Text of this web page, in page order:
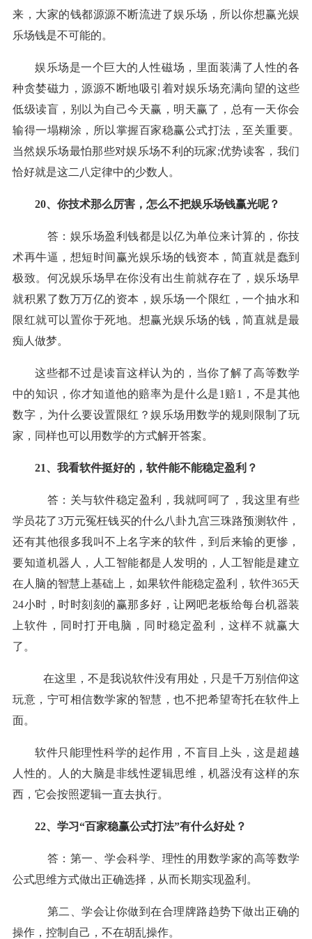
来，大家的钱都源源不断流进了娱乐场 ，所以你想赢光娱
乐场钱是不可能的。
娱乐场是一个巨大的人性磁场，里面装满了人性的各
种贪婪磁力，源源不断地吸引着对娱乐场充满向望的这些
低级读盲，别以为自己今天赢 ，明天赢了，总有一天你会
输得一塌糊涂，所以掌握百家稳赢公式打法，至关重要。
当然娱乐场最怕那些对娱乐场不利的玩家;优势读客，我们
恰好就是这二八定律中的少数人。
20、你技术那么厉害，怎么不把娱乐场钱赢光呢？
答： 娱乐场盈利钱都是以亿为单位来计算的，你技
术再牛逼，想短时间 赢光娱乐场的钱资本，简直就是蠢到
极致。何况娱乐场早在你没有出生前就存在了， 娱乐场早
就积累了数万万亿的资本， 娱乐场一个限红，一个抽水和
限红就可以置你于死地。想赢光娱乐场的钱，简直就是最
痴人做梦。
这些都不过是读盲这样认为的，当你了解了高等数学
中的知识，你才知道他的赔率为是什么是1赔1，不是其他
数字，为什么要设置限红？ 娱乐场 用数学的规则限制了玩
家，同样也可以用数学的方式解开答案。
21、我看软件挺好的，软件能不能稳定盈利 ？
答：关与软件稳定盈利
，我就呵呵了，我这里有些
学员花了3万元冤枉钱买的什么八卦九宫三珠路预测软件，
还有其他很多我叫不上名字来的软件，到后来输的更惨，
要知道机器人，人工智能都是人发明的，人工智能是建立
在人脑的智慧上基础上，如果软件能稳定盈利 ，软件365天
24小时，时时刻刻的赢那多好，让网吧老板给每台机器装
上软件，同时打开电脑，同时稳定盈利 ，这样不就赢大
了。
在这里，不是我说软件没有用处，只是千万别信仰这
玩意，宁可相信数学家的智慧，也不把希望寄托在软件上
面。
软件只能理性科学的起作用，不盲目上头，这是超越
人性的。人的大脑是非线性逻辑思维，机器没有这样的东
西，它会按照逻辑一直去执行。
22、学习“百家稳赢公式打法”有什么好处？
答：第一、学会科学、理性的用数学家的高等数学
公式思维方式做出正确选择，从而长期实现盈利。
第二、学会让你做到在合理牌路趋势下做出正确的
操作，控制自己，不在胡乱操作。